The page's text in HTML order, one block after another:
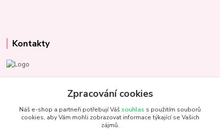
Kontakty
+420 731 153 484
info@unezbednychklubicek.cz
Zpracování cookies
Náš e-shop a partneři potřebují Váš souhlas s použitím souborů
cookies, aby Vám mohli zobrazovat informace týkající se Vašich
zájmů.